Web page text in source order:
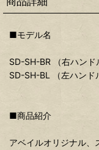
■モデル名
SD-SH-BR （右ハンド
SD-SH-BL （左ハンド
■商品紹介
アベイルオリジナル